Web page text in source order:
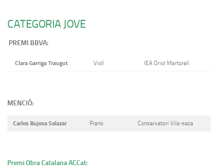
CATEGORIA JOVE
PREMI BBVA:
Clara Garriga Traugut Violí IEA Oriol Martorell
MENCIÓ:
Carlos Bujosa Salazar Piano Conservatori Vila-seca
Premi Obra Catalana ACCat: